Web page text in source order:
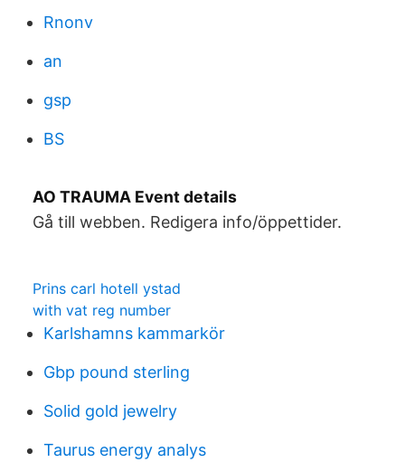
Rnonv
an
gsp
BS
AO TRAUMA Event details
Gå till webben. Redigera info/öppettider.
Prins carl hotell ystad
with vat reg number
Karlshamns kammarkör
Gbp pound sterling
Solid gold jewelry
Taurus energy analys